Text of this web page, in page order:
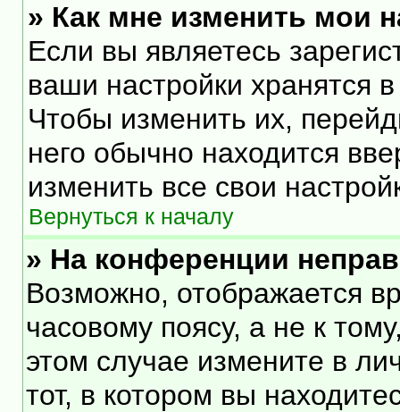
» Как мне изменить мои
Если вы являетесь
ваши настройки хранятся
Чтобы изменить их,
него обычно находится
изменить все свои
Вернуться к началу
» На конференции
Возможно, отображается
часовому поясу, а не к
этом случае измените в
тот, в котором вы